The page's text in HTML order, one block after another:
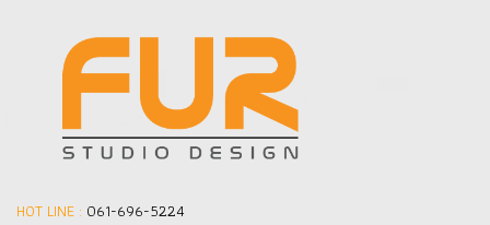
HOT LINE : 061-696-5224